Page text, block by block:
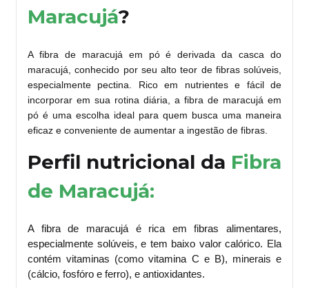
Maracujá?
A fibra de maracujá em pó é derivada da casca do
maracujá, conhecido por seu alto teor de fibras solúveis,
especialmente pectina. Rico em nutrientes e fácil de
incorporar em sua rotina diária, a fibra de maracujá em
pó é uma escolha ideal para quem busca uma maneira
eficaz e conveniente de aumentar a ingestão de fibras.
Perfil nutricional da Fibra
de Maracujá:
A fibra de maracujá é rica em fibras alimentares,
especialmente solúveis, e tem baixo valor calórico. Ela
contém vitaminas (como vitamina C e B), minerais e
(cálcio, fosfóro e ferro), e antioxidantes.